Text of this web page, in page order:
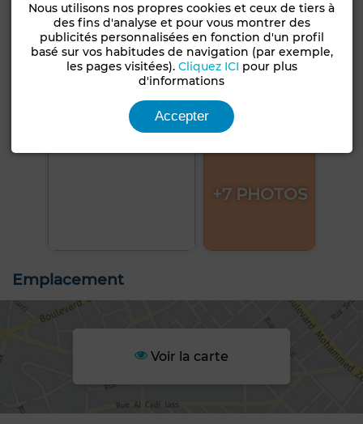
+7 PHOTOS
Emplacement
Voir la carte
Nous utilisons nos propres cookies et ceux de tiers à
des fins d'analyse et pour vous montrer des
publicités personnalisées en fonction d'un profil
basé sur vos habitudes de navigation (par exemple,
les pages visitées). Cliquez ICI pour plus
d'informations
Accepter